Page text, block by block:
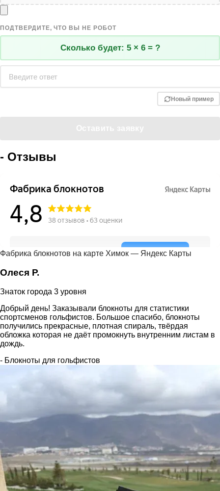
ПОДТВЕРДИТЕ, ЧТО ВЫ НЕ РОБОТ
Сколько будет: 5 × 6 = ?
Новый пример
- Отзывы
Фабрика блокнотов на карте Химок — Яндекс Карты
Олеся Р.
Знаток города 3 уровня
Добрый день! Заказывали блокноты для статистики
спортсменов гольфистов. Большое спасибо, блокноты
получились прекрасные, плотная спираль, твёрдая
обложка которая не даёт промокнуть внутренним листам в
дождь.
- Блокноты для гольфистов